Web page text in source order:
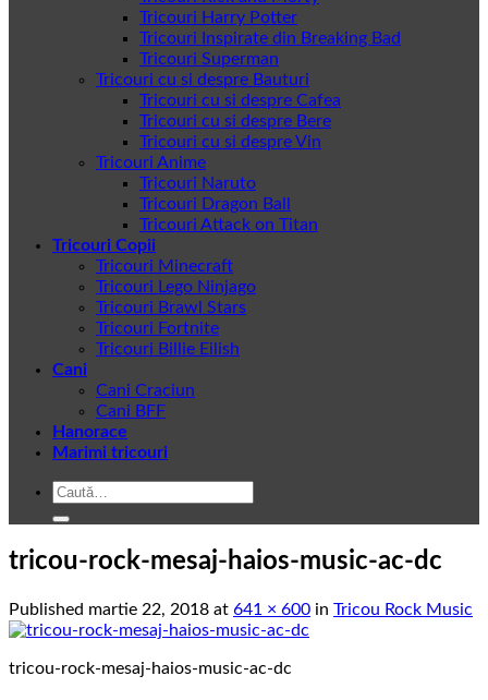
Tricouri Harry Potter
Tricouri Inspirate din Breaking Bad
Tricouri Superman
Tricouri cu si despre Bauturi
Tricouri cu si despre Cafea
Tricouri cu si despre Bere
Tricouri cu si despre Vin
Tricouri Anime
Tricouri Naruto
Tricouri Dragon Ball
Tricouri Attack on Titan
Tricouri Copii
Tricouri Minecraft
Tricouri Lego Ninjago
Tricouri Brawl Stars
Tricouri Fortnite
Tricouri Billie Eilish
Cani
Cani Craciun
Cani BFF
Hanorace
Marimi tricouri
Caută
tricou-rock-mesaj-haios-music-ac-dc
Published martie 22, 2018 at 641 × 600 in Tricou Rock Music
tricou-rock-mesaj-haios-music-ac-dc